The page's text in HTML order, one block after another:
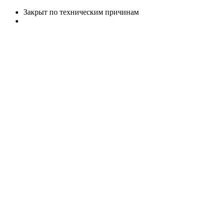
Закрыт по техническим причинам